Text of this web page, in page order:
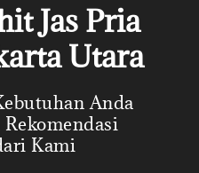
Jas Pria
Utara
Anda
Kami